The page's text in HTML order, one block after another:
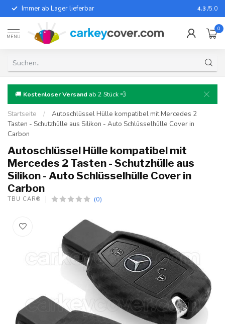
Immer ab Lager lieferbar Für fast
4.3 /5.0
MENU
0
🚚 Kostenloser Versand ab 2 Stück 💨
Startseite /
Autoschlüssel Hülle kompatibel mit Mercedes 2
Tasten - Schutzhülle aus Silikon - Auto Schlüsselhülle Cover in
Carbon
Autoschlüssel Hülle kompatibel mit
Mercedes 2 Tasten - Schutzhülle aus
Silikon - Auto Schlüsselhülle Cover in
Carbon
TBU CAR® (0)